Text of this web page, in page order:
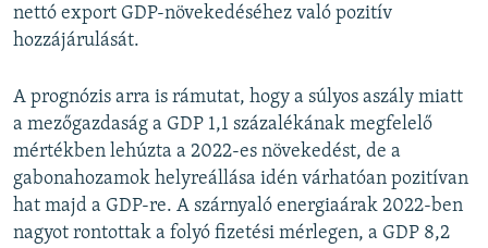
nettó export GDP-növekedéséhez való pozitív
hozzájárulását.
A prognózis arra is rámutat, hogy a súlyos aszály miatt
a mezőgazdaság a GDP 1,1 százalékának megfelelő
mértékben lehúzta a 2022-es növekedést, de a
gabonahozamok helyreállása idén várhatóan pozitívan
hat majd a GDP-re. A szárnyaló energiaárak 2022-ben
nagyot rontottak a folyó fizetési mérlegen, a GDP 8,2